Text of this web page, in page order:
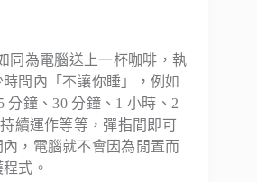
同為電腦送上一杯咖啡，執
間內「不讓你睡」，例如
分鐘、30 分鐘、1 小時、2
續運作等等，彈指間即可
，電腦就不會因為閒置而
式。